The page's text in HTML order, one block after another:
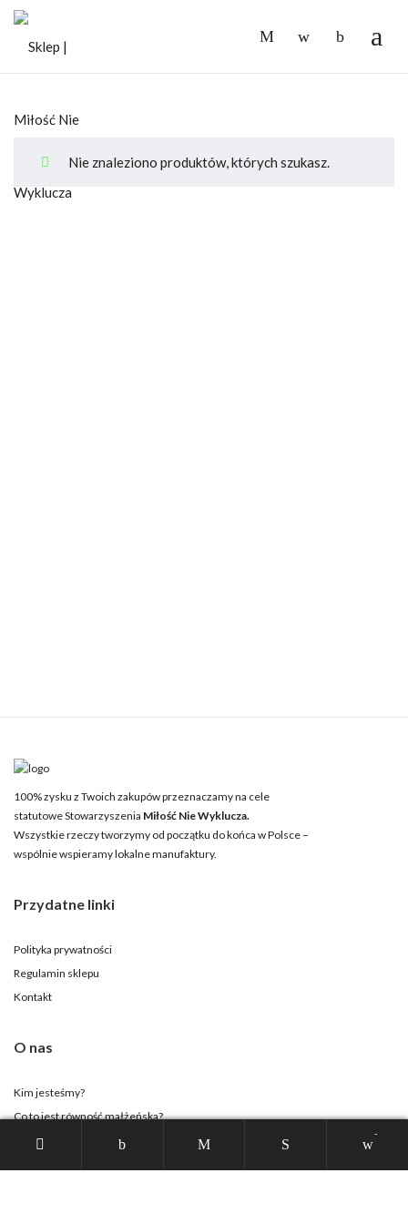
Nie znaleziono produktów, których szukasz.
100% zysku z Twoich zakupów przeznaczamy na cele
statutowe Stowarzyszenia Miłość Nie Wyklucza.
Wszystkie rzeczy tworzymy od początku do końca w Polsce –
wspólnie wspieramy lokalne manufaktury.
Przydatne linki
Polityka prywatności
Regulamin sklepu
Kontakt
O nas
Kim jesteśmy?
Co to jest równość małżeńska?
Strona Stowarzyszenia
-